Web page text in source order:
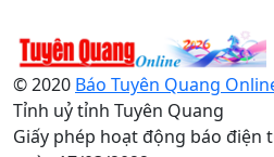
© 2020 Báo Tuyên Quang
Tỉnh uỷ tỉnh Tuyên Quang
Giấy phép hoạt động báo điện